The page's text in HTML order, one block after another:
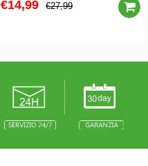
€14,99 €27,99